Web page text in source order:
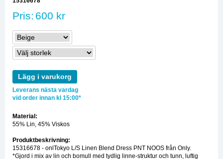
Pris: 600 kr
Lägg i varukorg
Leverans nästa vardag
vid order innan kl 15:00*
Material:
55% Lin, 45% Viskos
Produktbeskrivning:
15316678 - onlTokyo L/S Linen Blend Dress PNT NOOS från Only.
*Gjord i mix av lin och bomull med tydlig linne-struktur och tunn, luftig